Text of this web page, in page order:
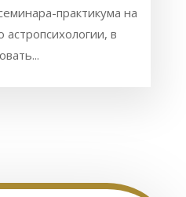
практикума на
в